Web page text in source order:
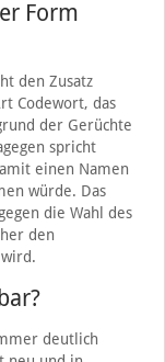
Form
den Zusatz
Codewort, das
der Gerüchte
spricht
einen Namen
würde. Das
die Wahl des
den
deutlich